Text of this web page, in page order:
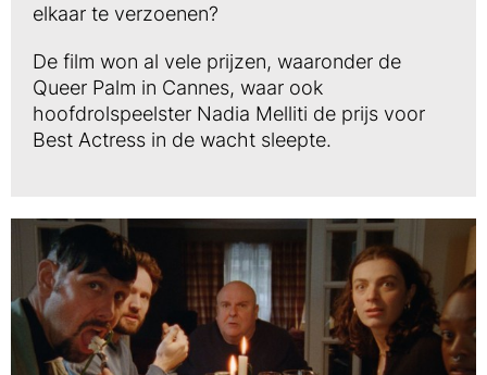
elkaar te verzoenen?
De film won al vele prijzen, waaronder de
Queer Palm in Cannes, waar ook
hoofdrolspeelster Nadia Melliti de prijs voor
Best Actress in de wacht sleepte.